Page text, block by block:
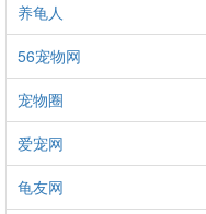
养龟人
56宠物网
宠物圈
爱宠网
龟友网